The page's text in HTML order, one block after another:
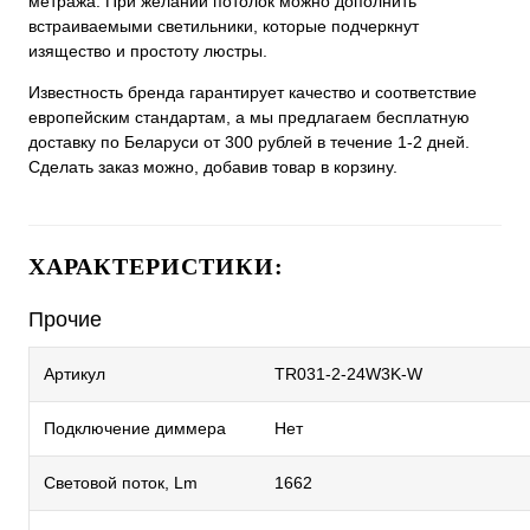
встраиваемыми светильники, которые подчеркнут
изящество и простоту люстры.
Известность бренда гарантирует качество и соответствие
европейским стандартам, а мы предлагаем бесплатную
доставку по Беларуси от 300 рублей в течение 1-2 дней.
Сделать заказ можно, добавив товар в корзину.
ХАРАКТЕРИСТИКИ:
Прочие
Артикул TR031-2-24W3K-W
Подключение диммера Нет
Световой поток, Lm 1662